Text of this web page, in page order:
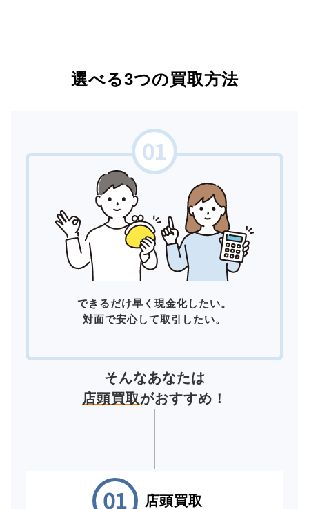
選べる3つの買取方法
できるだけ早く現金化したい。
対面で安心して取引したい。
そんなあなたは
店頭買取がおすすめ！
店頭買取